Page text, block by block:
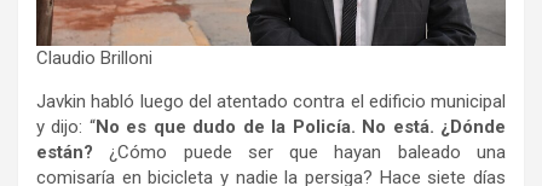
Claudio Brilloni
Javkin habló luego del atentado contra el edificio municipal
y dijo: “No es que dudo de la Policía. No está. ¿Dónde
están? ¿Cómo puede ser que hayan baleado una
comisaría en bicicleta y nadie la persiga? Hace siete días